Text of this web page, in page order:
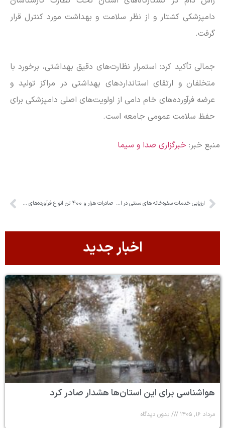
دامپزشکی کشتار و از نظر سلامت و بهداشت مورد کنترل قرار
گرفت.
جمالی تأکید کرد: استمرار نظارت‌های دقیق بهداشتی، برخورد با
متخلفان و ارتقای استاندارد‌های بهداشتی در مراکز تولید و
عرضه فرآورده‌های خام دامی از اولویت‌های اصلی دامپزشکی برای
حفظ سلامت عمومی جامعه است.
منبع خبر: خبرگزاری صدا و سیما
ارزیابی خدمات سفره‌خانه های سنتی در استان البرز صادرات هزار و ۴۰۰ تن انواع فرآورده‌های خام دامی به ۴ کشور
اخبار جدید
هواشناسی برای این استان‌ها هشدار صادر کرد
مرداد ۱۶, ۱۴۰۵ بدون دیدگاه